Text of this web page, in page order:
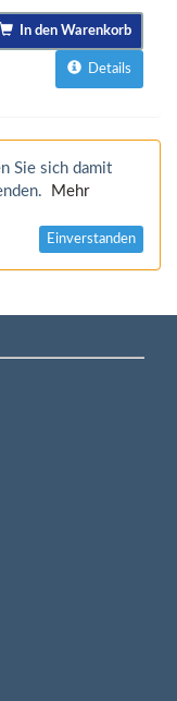
In den Warenkorb
Details
Sie sich damit
Mehr
Einverstanden